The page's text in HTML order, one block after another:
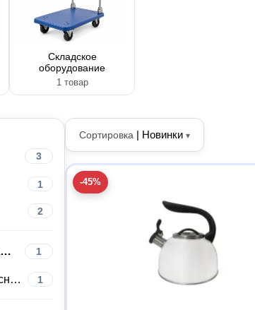
Складское
оборудование
1 товар
3
1
2
Складское оборудование 1
Оборудование и оснащение для гостинично-ресторанного бизнеса 1
Сортировка | Новинки ▾
-45%